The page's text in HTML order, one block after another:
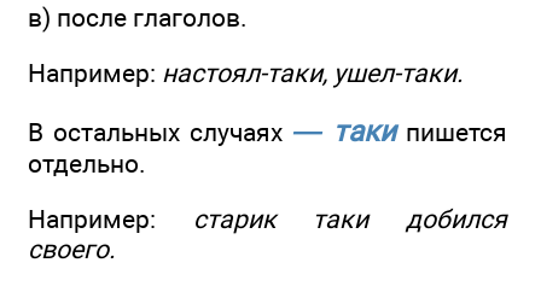
в) после глаголов.
Например: настоял-таки, ушел-таки.
В остальных случаях — такипишется
отдельно.
Например: старик таки добился
своего.